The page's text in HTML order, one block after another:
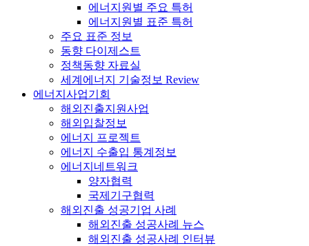
에너지원별 주요 특허
에너지원별 표준 특허
주요 표준 정보
동향 다이제스트
정책동향 자료실
세계에너지 기술정보 Review
에너지사업기회
해외진출지원사업
해외입찰정보
에너지 프로젝트
에너지 수출입 통계정보
에너지네트워크
양자협력
국제기구협력
해외진출 성공기업 사례
해외진출 성공사례 뉴스
해외진출 성공사례 인터뷰